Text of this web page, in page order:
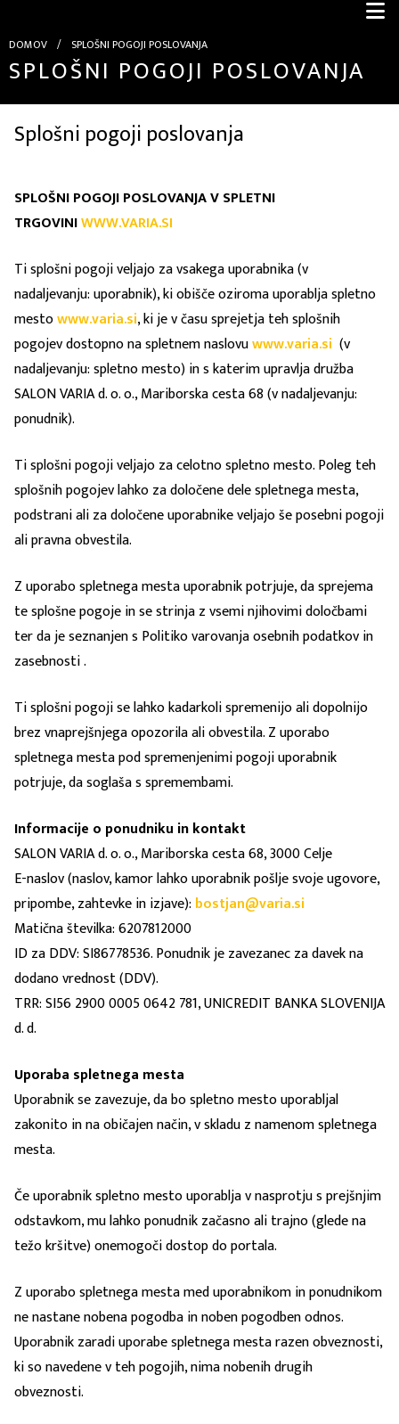
DOMOV / SPLOŠNI POGOJI POSLOVANJA
SPLOŠNI POGOJI POSLOVANJA
Splošni pogoji poslovanja
SPLOŠNI POGOJI POSLOVANJA V SPLETNI
TRGOVINIWWW.VARIA.SI
Ti splošni pogoji veljajo za vsakega uporabnika (v
nadaljevanju: uporabnik), ki obišče oziroma uporablja spletno
mestowww.varia.si, ki je v času sprejetja teh splošnih
pogojev dostopno na spletnem naslovuwww.varia.si (v
nadaljevanju: spletno mesto) in s katerim upravlja družba
SALON VARIA d. o. o., Mariborska cesta 68 (v nadaljevanju:
ponudnik).
Ti splošni pogoji veljajo za celotno spletno mesto. Poleg teh
splošnih pogojev lahko za določene dele spletnega mesta,
podstrani ali za določene uporabnike veljajo še posebni pogoji
ali pravna obvestila.
Z uporabo spletnega mesta uporabnik potrjuje, da sprejema
te splošne pogoje in se strinja z vsemi njihovimi določbami
ter da je seznanjen s Politiko varovanja osebnih podatkov in
zasebnosti .
Ti splošni pogoji se lahko kadarkoli spremenijo ali dopolnijo
brez vnaprejšnjega opozorila ali obvestila. Z uporabo
spletnega mesta pod spremenjenimi pogoji uporabnik
potrjuje, da soglaša s spremembami.
Informacije o ponudniku in kontakt
SALON VARIA d. o. o., Mariborska cesta 68, 3000 Celje
E-naslov (naslov, kamor lahko uporabnik pošlje svoje ugovore,
pripombe, zahtevke in izjave): bostjan@varia.si
Matična številka: 6207812000
ID za DDV: SI86778536. Ponudnik je zavezanec za davek na
dodano vrednost (DDV).
TRR: SI56 2900 0005 0642 781, UNICREDIT BANKA SLOVENIJA
d. d.
Uporaba spletnega mesta
Uporabnik se zavezuje, da bo spletno mesto uporabljal
zakonito in na običajen način, v skladu z namenom spletnega
mesta.
Če uporabnik spletno mesto uporablja v nasprotju s prejšnjim
odstavkom, mu lahko ponudnik začasno ali trajno (glede na
težo kršitve) onemogoči dostop do portala.
Z uporabo spletnega mesta med uporabnikom in ponudnikom
ne nastane nobena pogodba in noben pogodben odnos.
Uporabnik zaradi uporabe spletnega mesta razen obveznosti,
ki so navedene v teh pogojih, nima nobenih drugih
obveznosti.